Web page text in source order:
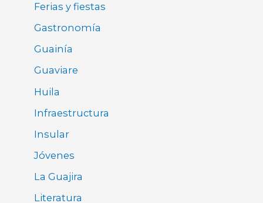
Ferias y fiestas
Gastronomía
Guainía
Guaviare
Huila
Infraestructura
Insular
Jóvenes
La Guajira
Literatura